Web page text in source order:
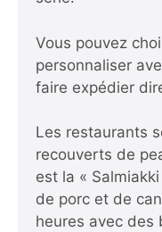
Vous pouvez
personnaliser
faire expédier
Les restaurants
recouverts de
est la «
de porc et de
heures avec des